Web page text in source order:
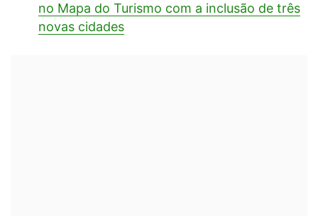
no Mapa do Turismo com a inclusão de três
novas cidades